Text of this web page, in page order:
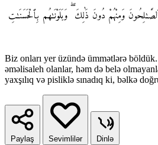
وَمِنْهُمْ دُونَ ذَٰلِكَ ۖ وَبَلَوْنَـٰهُم بِٱلْحَسَنَـٰتِ
Biz onları yer üzündə ümmətlərə
əməlisaleh olanlar, həm də belə
yaxşılıq və pisliklə sınadıq ki, bəlkə
Paylaş Sevimlilər Dinlə